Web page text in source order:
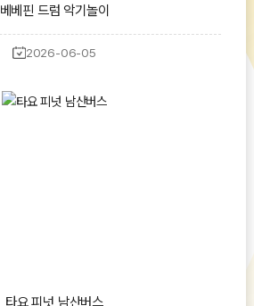
베베핀 드럼 악기놀이
2026-06-05
타요 피넛 남산버스